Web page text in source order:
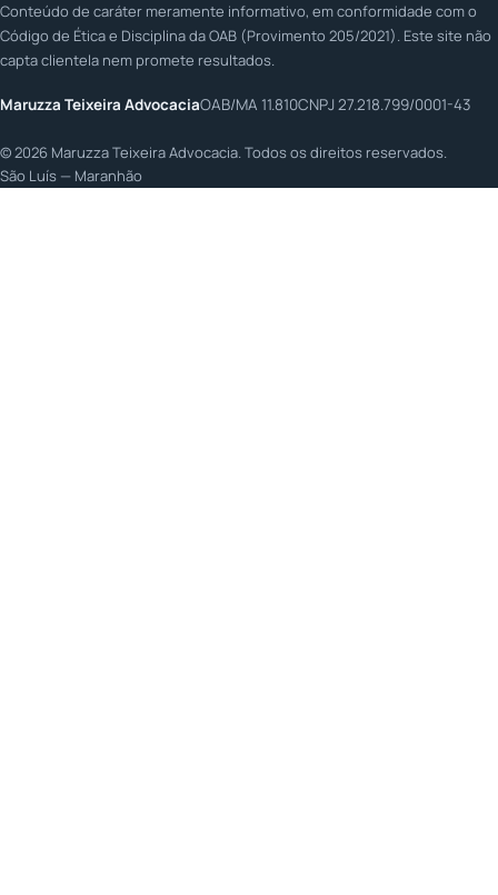
Conteúdo de caráter meramente informativo, em conformidade com o
Código de Ética e Disciplina da OAB (Provimento 205/2021). Este site não
capta clientela nem promete resultados.
Maruzza Teixeira AdvocaciaOAB/MA 11.810CNPJ 27.218.799/0001-43
©2026 Maruzza Teixeira Advocacia. Todos os direitos reservados.
São Luís — Maranhão